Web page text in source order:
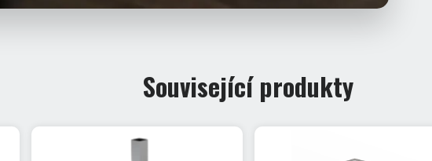
Související produkty